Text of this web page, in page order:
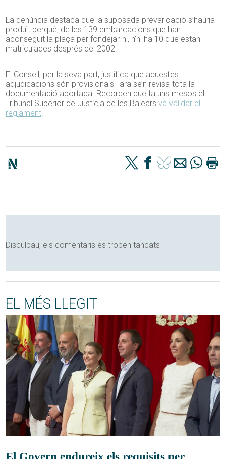
La denúncia destaca que la suposada prevaricació s’hauria
produït perquè, de les 139 embarcacions que han
aconseguit la plaça per fondejar-hi, n’hi ha 10 que estan
matriculades després del 2002.
El Consell, per la seva part, justifica que aquestes
adjudicacions són provisionals i ara se’n revisa tota la
documentació aportada. Recorden que fa uns mesos el
Tribunal Superior de Justícia de les Balearsva validar el
reglament.
Disculpau, els comentaris es troben tancats
EL MÉS LLEGIT